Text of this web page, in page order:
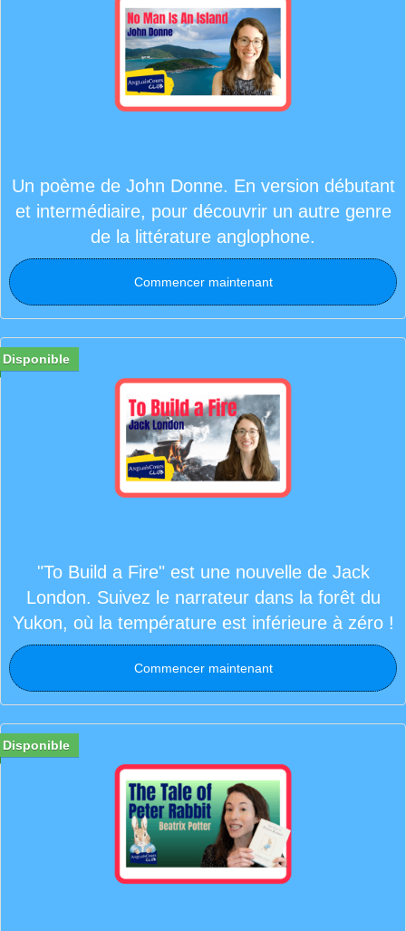
Un poème de John Donne. En version débutant
et intermédiaire, pour découvrir un autre genre
de la littérature anglophone.
Commencer maintenant
Disponible
"To Build a Fire" est une nouvelle de Jack
London. Suivez le narrateur dans la forêt du
Yukon, où la température est inférieure à zéro !
Commencer maintenant
Disponible